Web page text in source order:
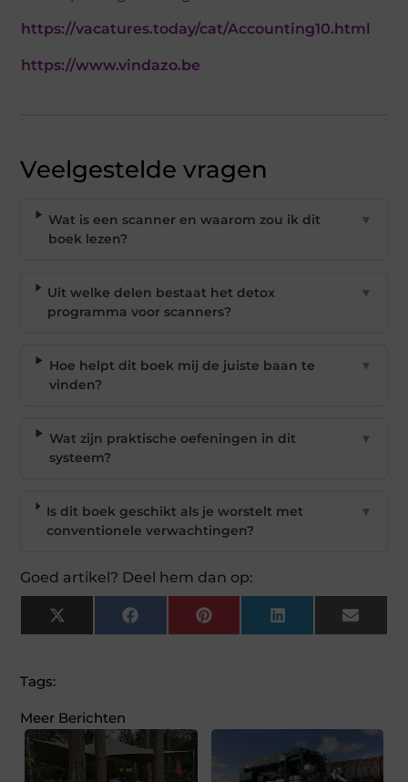
https://vacatures.today/cat/Accounting10.html
https://www.vindazo.be
Veelgestelde vragen
Wat is een scanner en waarom zou ik dit
boek lezen?
▼
Uit welke delen bestaat het detox
programma voor scanners?
▼
Hoe helpt dit boek mij de juiste baan te
vinden?
▼
Wat zijn praktische oefeningen in dit
systeem?
▼
Is dit boek geschikt als je worstelt met
conventionele verwachtingen?
▼
Goed artikel? Deel hem dan op:
X
(Twitter)
Facebook Pinterest LinkedIn Email
Tags:
Meer Berichten